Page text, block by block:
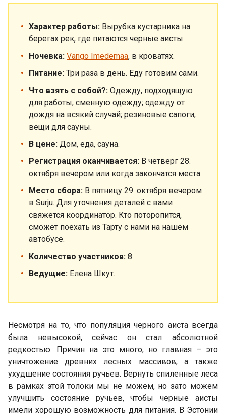
Характер работы: Вырубка кустарника на
берегах рек, где питаются черные аисты
Ночевка: Vango Imedemaa, в кроватях.
Питание: Три раза в день. Еду готовим сами.
Что взять с собой?: Одежду, подходящую
для работы; сменную одежду; одежду от
дождя на всякий случай; резиновые сапоги;
вещи для сауны.
В цене: Дом, еда, сауна.
Регистрация оканчивается: В четверг 28.
октября вечером или когда закончатся места.
Место сбора: В пятницу 29. октября вечером
в Surju. Для уточнения деталей с вами
свяжется координатор. Кто поторопится,
сможет поехать из Тарту с нами на нашем
автобусе.
Количество участников: 8
Ведущие: Елена Шкут.
Несмотря на то, что популяция черного аиста всегда
была невысокой, сейчас он стал абсолютной
редкостью. Причин на это много, но главная – это
уничтожение древних лесных массивов, а также
ухудшение состояния ручьев. Вернуть спиленные леса
в рамках этой толоки мы не можем, но зато можем
улучшить состояние ручьев, чтобы черные аисты
имели хорошую возможность для питания. В Эстонии